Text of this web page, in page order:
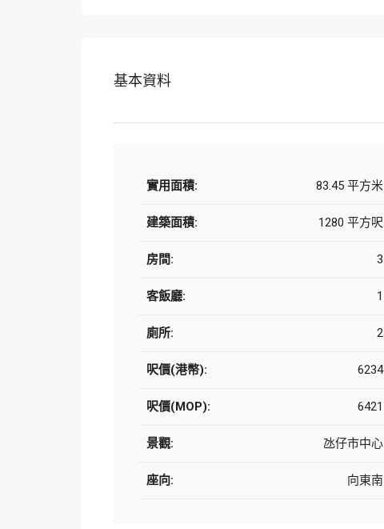
基本資料
實用面積: 83.45 平方米
建築面積: 1280 平方呎
房間: 3
客飯廳: 1
廁所: 2
呎價(港幣): 6234
呎價(MOP): 6421
景觀: 氹仔市中心
座向: 向東南